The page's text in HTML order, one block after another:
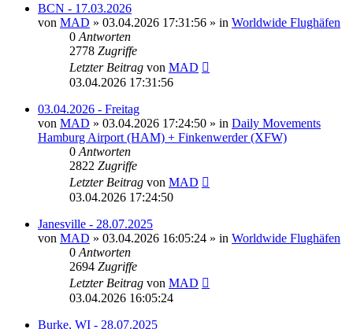
BCN - 17.03.2026
von MAD » 03.04.2026 17:31:56 » in Worldwide Flughäfen
0 Antworten
2778 Zugriffe
Letzter Beitrag von MAD
03.04.2026 17:31:56
03.04.2026 - Freitag
von MAD » 03.04.2026 17:24:50 » in Daily Movements
Hamburg Airport (HAM) + Finkenwerder (XFW)
0 Antworten
2822 Zugriffe
Letzter Beitrag von MAD
03.04.2026 17:24:50
Janesville - 28.07.2025
von MAD » 03.04.2026 16:05:24 » in Worldwide Flughäfen
0 Antworten
2694 Zugriffe
Letzter Beitrag von MAD
03.04.2026 16:05:24
Burke, WI - 28.07.2025